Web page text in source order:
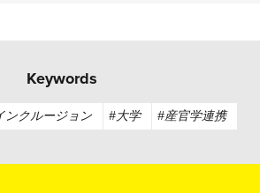
Keywords
ンクルージョン #大学 #産官学連携